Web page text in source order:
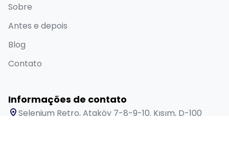
Sobre
Antes e depois
Blog
Contato
Informações de contato
Selenium Retro, Ataköy 7-8-9-10. Kısım, D-100